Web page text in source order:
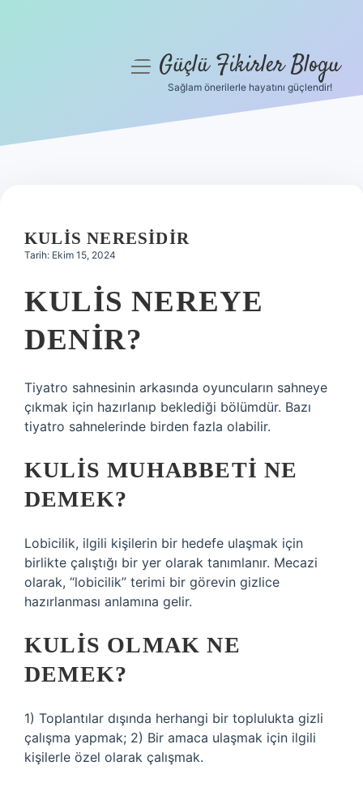
Hakkımızda
menüyüGüçlü Fikirler Blogu
Sağlam önerilerle hayatını güçlendir!
KULIS NERESIDIR
Tarih: Ekim 15, 2024
KULIS NEREYE
DENIR?
Tiyatro sahnesinin arkasında oyuncuların sahneye
çıkmak için hazırlanıp beklediği bölümdür. Bazı
tiyatro sahnelerinde birden fazla olabilir.
KULIS MUHABBETI NE
DEMEK?
Lobicilik, ilgili kişilerin bir hedefe ulaşmak için
birlikte çalıştığı bir yer olarak tanımlanır. Mecazi
olarak, “lobicilik” terimi bir görevin gizlice
hazırlanması anlamına gelir.
KULIS OLMAK NE
DEMEK?
1) Toplantılar dışında herhangi bir toplulukta gizli
çalışma yapmak; 2) Bir amaca ulaşmak için ilgili
kişilerle özel olarak çalışmak.